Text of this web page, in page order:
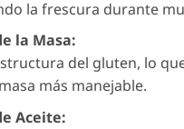
la frescura durante
la Masa:
del gluten, lo
más manejable.
Aceite: